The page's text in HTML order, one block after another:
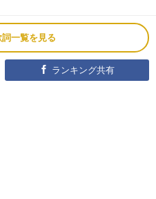
一覧を見る
ランキング共有